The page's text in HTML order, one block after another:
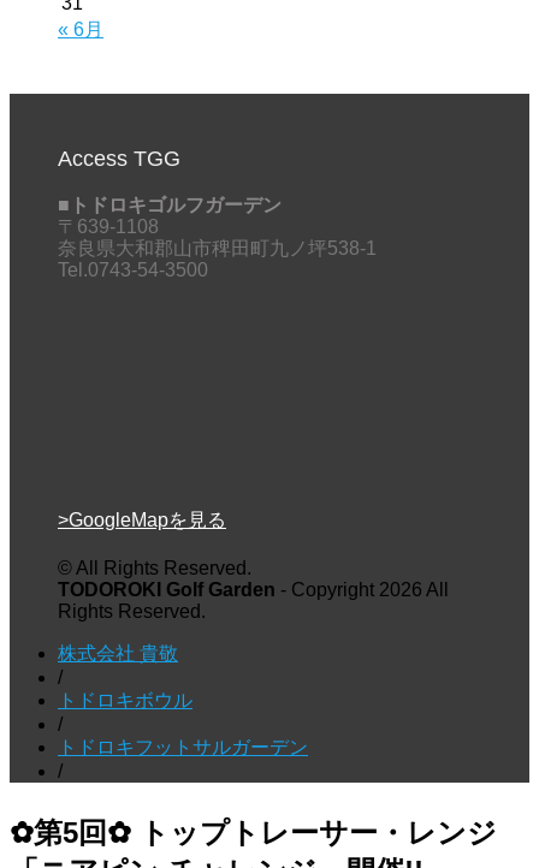
« 6月
Access TGG
■トドロキゴルフガーデン
〒639-1108
奈良県大和郡山市稗田町九ノ坪538-1
Tel.0743-54-3500
>GoogleMapを見る
© All Rights Reserved.
TODOROKI Golf Garden - Copyright 2026 All
Rights Reserved.
株式会社 貴敬
/
トドロキボウル
/
トドロキフットサルガーデン
/
✿第5回✿ トップトレーサー・レンジ